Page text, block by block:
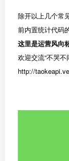
除开以上几个常
前内置统计代码
这里是运营风向
欢迎交流“不哭
http://